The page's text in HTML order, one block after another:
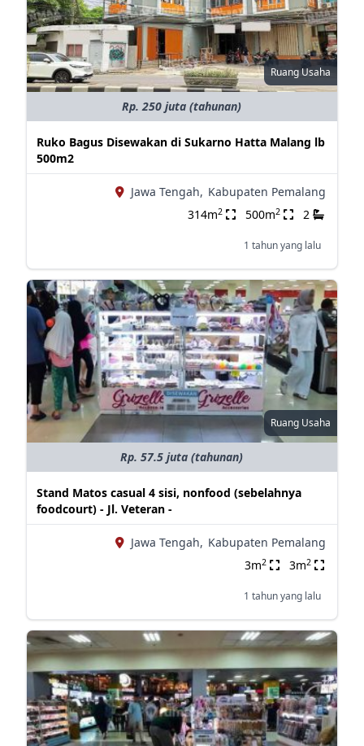
Ruang Usaha
Rp. 250 juta (tahunan)
Ruko Bagus Disewakan di Sukarno Hatta Malang lb
500m2
Jawa Tengah, Kabupaten Pemalang
314m2 500m2 2
1 tahun yang lalu
Ruang Usaha
Rp. 57.5 juta (tahunan)
Stand Matos casual 4 sisi, nonfood (sebelahnya
foodcourt) - Jl. Veteran -
Jawa Tengah, Kabupaten Pemalang
3m2 3m2
1 tahun yang lalu